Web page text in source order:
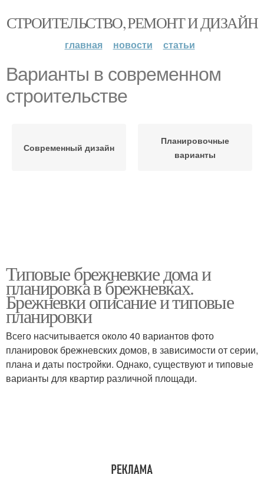
СТРОИТЕЛЬСТВО, РЕМОНТ И ДИЗАЙН
главная новости статьи
Варианты в современном
строительстве
Современный дизайн
Планировочные
варианты
Типовые брежневкие дома и
планировка в брежневках.
Брежневки описание и типовые
планировки
Всего насчитывается около 40 вариантов фото
планировок брежневских домов, в зависимости от серии,
плана и даты постройки. Однако, существуют и типовые
варианты для квартир различной площади.